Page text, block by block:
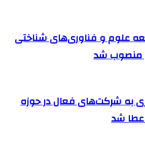
علوم و فناوری‌های شناختی
منصوب شد
به شرکت‌های فعال در حوزه
شد